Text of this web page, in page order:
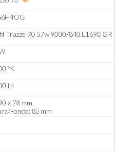
Trazzo 70 57w 9000/840 L1690 GR
ºK
lm
x 78 mm
Fondo: 85 mm